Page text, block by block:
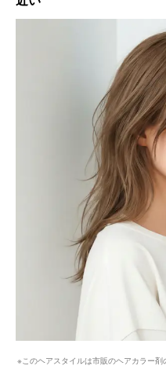
※このヘアスタイルは市販のヘアカラー剤